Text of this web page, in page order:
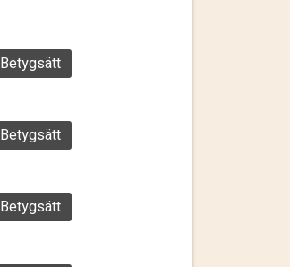
Betygsätt
Betygsätt
Betygsätt